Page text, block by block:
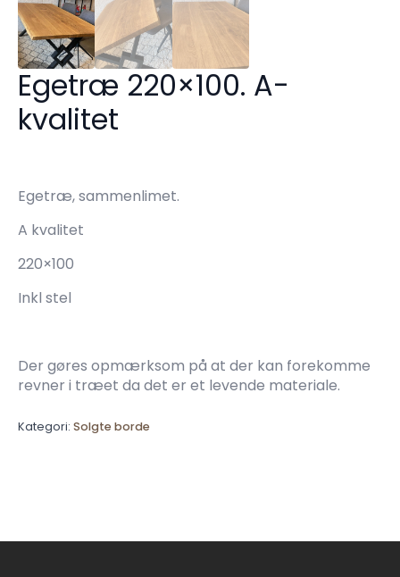
Egetræ 220×100. A-
kvalitet
Egetræ, sammenlimet.
A kvalitet
220×100
Inkl stel
Der gøres opmærksom på at der kan forekomme
revner i træet da det er et levende materiale.
Kategori: Solgte borde